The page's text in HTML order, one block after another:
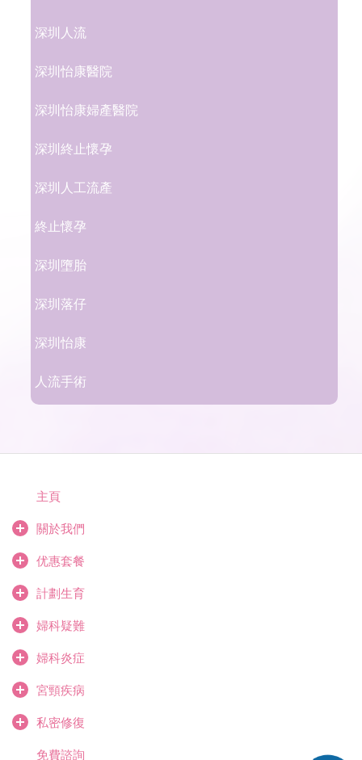
深圳人流
深圳怡康醫院
深圳怡康婦產醫院
深圳終止懷孕
深圳人工流產
終止懷孕
深圳墮胎
深圳落仔
深圳怡康
人流手術
主頁
關於我們
优惠套餐
計劃生育
婦科疑難
婦科炎症
宮頸疾病
私密修復
免費諮詢